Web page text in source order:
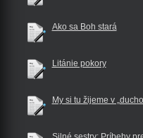
Ako sa Boh stará
Litánie pokory
My si tu žijeme v